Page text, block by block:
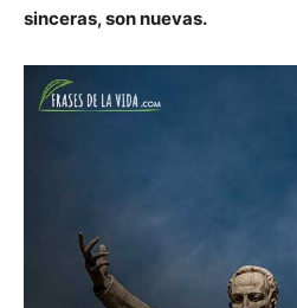
sinceras, son nuevas.